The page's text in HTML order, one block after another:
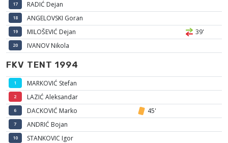
17 RADIĆ Dejan
18 ANGELOVSKI Goran
19 MILOŠEVIĆ Dejan 39'
20 IVANOV Nikola
FKV TENT 1994
1 MARKOVIĆ Stefan
2 LAZIĆ Aleksandar
6 DACKOVIĆ Marko 45'
7 ANDRIĆ Bojan
10 STANKOVIC Igor